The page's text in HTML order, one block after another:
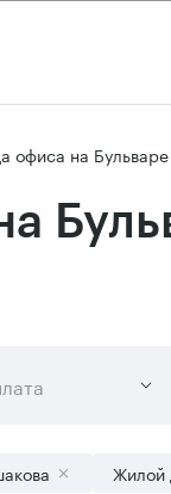
офиса на
Жилой